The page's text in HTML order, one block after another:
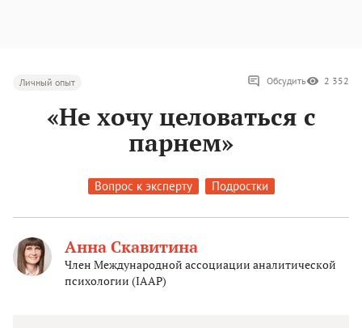
Личный опыт Обсудить 2 352
«Не хочу целоваться с
парнем»
Вопрос к эксперту Подростки
Анна Скавитина
Член Международной ассоциации аналитической
психологии (IAAP)